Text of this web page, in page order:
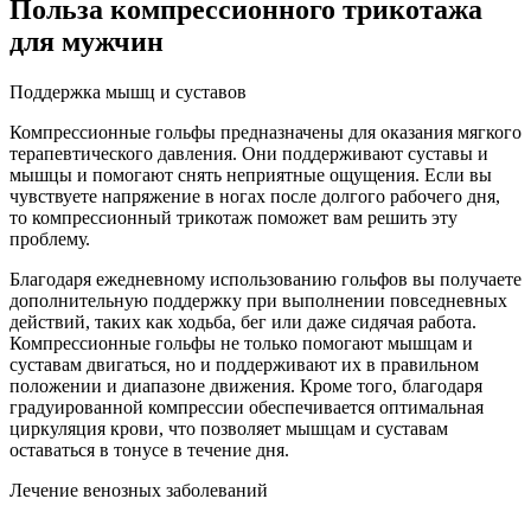
Польза компрессионного трикотажа
для мужчин
Поддержка мышц и суставов
Компрессионные гольфы предназначены для оказания мягкого
терапевтического давления. Они поддерживают суставы и
мышцы и помогают снять неприятные ощущения. Если вы
чувствуете напряжение в ногах после долгого рабочего дня,
то компрессионный трикотаж поможет вам решить эту
проблему.
Благодаря ежедневному использованию гольфов вы получаете
дополнительную поддержку при выполнении повседневных
действий, таких как ходьба, бег или даже сидячая работа.
Компрессионные гольфы не только помогают мышцам и
суставам двигаться, но и поддерживают их в правильном
положении и диапазоне движения. Кроме того, благодаря
градуированной компрессии обеспечивается оптимальная
циркуляция крови, что позволяет мышцам и суставам
оставаться в тонусе в течение дня.
Лечение венозных заболеваний